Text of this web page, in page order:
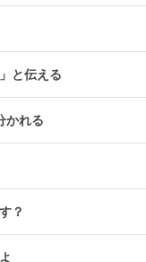
と伝える
かれる
？